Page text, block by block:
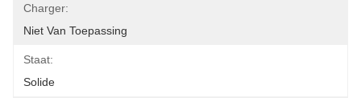
Charger:
Niet Van Toepassing
Staat:
Solide